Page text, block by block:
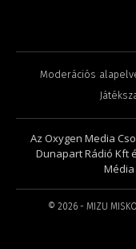
Moderációs
Az Oxygen Media
Dunapart Rádió Kft
© 2026- MIZU